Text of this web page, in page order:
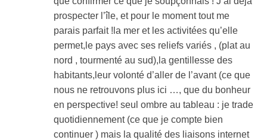
prospecter l’île, et pour le moment tout me
parais parfait !la mer et les activitées qu’elle
permet,le pays avec ses reliefs variés , (plat au
nord , tourmenté au sud),la gentillesse des
habitants,leur volonté d’aller de l’avant (ce que
nous ne retrouvons plus ici …, que du bonheur
en perspective! seul ombre au tableau : je trade
quotidiennement (ce que je compte bien
continuer ) mais la qualité des liaisons internet